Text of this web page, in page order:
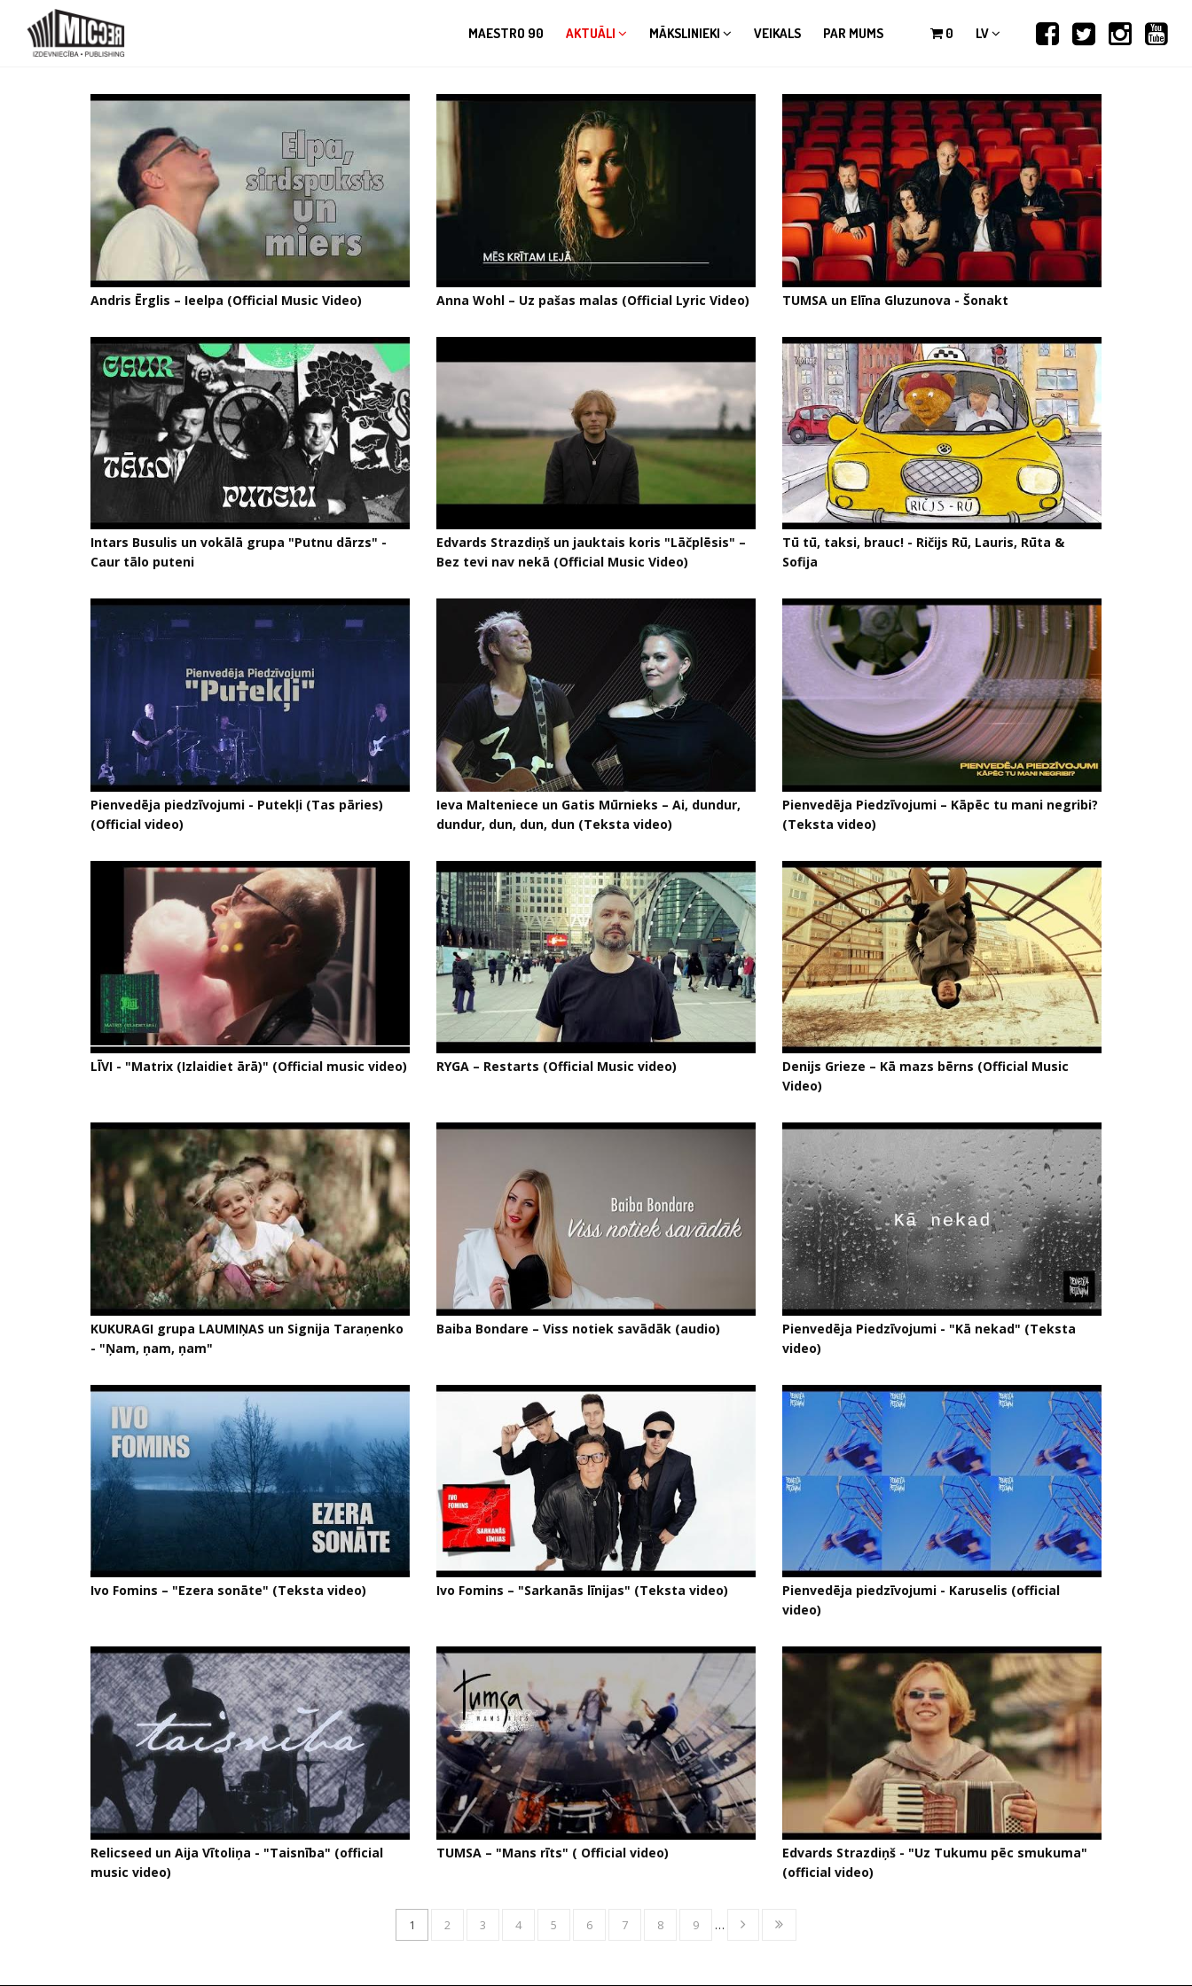
MAESTRO 90 AKTUĀLI MĀKSLINIEKI VEIKALS PAR MUMS 0 LV
Andris Ērglis – Ieelpa (Official Music Video) Anna Wohl – Uz pašas malas (Official Lyric Video) TUMSA un Elīna Gluzunova - Šonakt
Intars Busulis un vokālā grupa "Putnu dārzs" -
Caur tālo puteni
Edvards Strazdiņš un jauktais koris "Lāčplēsis" –
Bez tevi nav nekā (Official Music Video)
Tū tū, taksi, brauc! - Ričijs Rū, Lauris, Rūta &
Sofija
Pienvedēja piedzīvojumi - Putekļi (Tas pāries)
(Official video)
Ieva Malteniece un Gatis Mūrnieks – Ai, dundur,
dundur, dun, dun, dun (Teksta video)
Pienvedēja Piedzīvojumi – Kāpēc tu mani negribi?
(Teksta video)
LĪVI - "Matrix (Izlaidiet ārā)" (Official music video) RYGA – Restarts (Official Music video)
Denijs Grieze – Kā mazs bērns (Official Music
Video)
KUKURAGI grupa LAUMIŅAS un Signija Taraņenko
- "Ņam, ņam, ņam"
Baiba Bondare – Viss notiek savādāk (audio)
Pienvedēja Piedzīvojumi - "Kā nekad" (Teksta
video)
Ivo Fomins – "Ezera sonāte" (Teksta video) Ivo Fomins – "Sarkanās līnijas" (Teksta video)
Pienvedēja piedzīvojumi - Karuselis (official
video)
Relicseed un Aija Vītoliņa - "Taisnība" (official
music video)
TUMSA – "Mans rīts" ( Official video)
Edvards Strazdiņš - "Uz Tukumu pēc smukuma"
(official video)
1 2 3 4 5 6 7 8 9 …